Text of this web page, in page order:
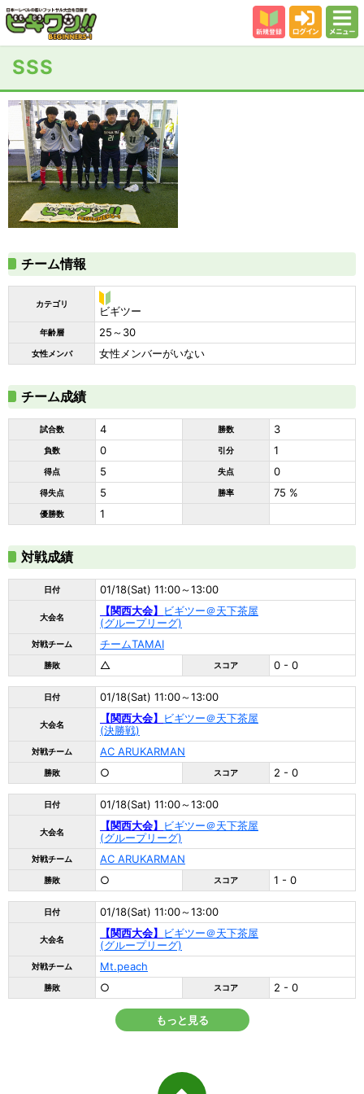
カテゴリー
会場
大会結果
スタッフ紹介
よくある質問
参加者の声
SSS
チーム情報
カテゴリ
ビ
ギ
ツ
ー
ビギツー
年齢層 25～30
女性メンバ 女性メンバーがいない
チーム成績
試合数 4 勝数 3
負数 0 引分 1
得点 5 失点 0
得失点 5 勝率 75 %
優勝数 1
対戦成績
日付 01/18(Sat) 11:00～13:00
大会名 【関西大会】
ビギツー＠天下茶屋
(グループリーグ)
対戦チーム チームTAMAI
勝敗 △ スコア 0 - 0
日付 01/18(Sat) 11:00～13:00
大会名 【関西大会】
ビギツー＠天下茶屋
(決勝戦)
対戦チーム AC ARUKARMAN
勝敗 ○ スコア 2 - 0
日付 01/18(Sat) 11:00～13:00
大会名 【関西大会】
ビギツー＠天下茶屋
(グループリーグ)
対戦チーム AC ARUKARMAN
勝敗 ○ スコア 1 - 0
日付 01/18(Sat) 11:00～13:00
大会名 【関西大会】
ビギツー＠天下茶屋
(グループリーグ)
対戦チーム Mt.peach
勝敗 ○ スコア 2 - 0
もっと見る